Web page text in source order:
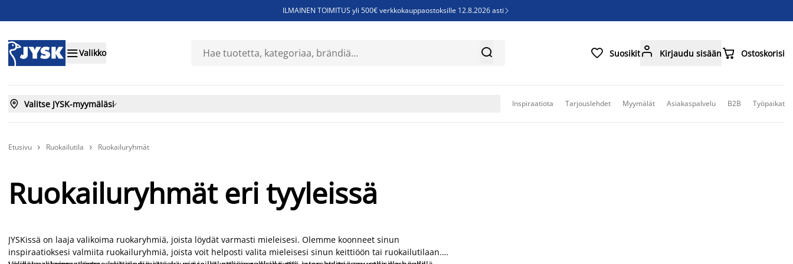
ILMAINEN TOIMITUS yli 500€ verkkokauppaostoksille 12.8.2026 asti 
Sijauspatjoja - Säästä jopa 60%
Valikko   Suosikit Kirjaudu sisään Ostoskorisi
 Valitse JYSK-myymäläsi Inspiraatiota Tarjouslehdet Myymälät Asiakaspalvelu B2B Työpaikat
Etusivu  Ruokailutila  Ruokailuryhmät
Ruokailuryhmät eri tyyleissä
JYSKissä on laaja valikoima ruokaryhmiä, joista löydät varmasti mieleisesi. Olemme koonneet sinun
inspiraatioksesi valmiita ruokailuryhmiä, joista voit helposti valita mieleisesi sinun keittiöön tai ruokailutilaan.